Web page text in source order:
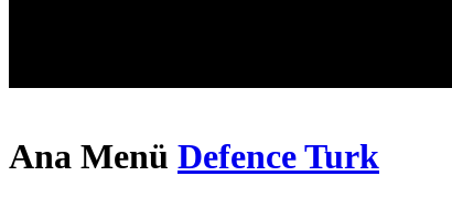
Ana Menü Defence Turk